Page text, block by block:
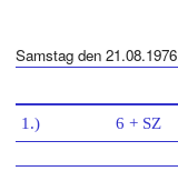
Samstag den 21.08.1976
1.) 6 + SZ